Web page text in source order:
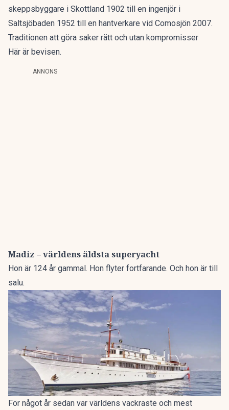
skeppsbyggare i Skottland 1902 till en ingenjör i
Saltsjöbaden 1952 till en hantverkare vid Comosjön 2007.
Traditionen att göra saker rätt och utan kompromisser
Här är bevisen.
ANNONS
Madiz – världens äldsta superyacht
Hon är 124 år gammal. Hon flyter fortfarande. Och hon är till
salu.
För något år sedan var världens vackraste och mest